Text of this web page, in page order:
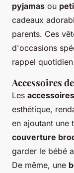
pyjamas ou
cadeaux
parents. Ces
d'occasions
rappel
Accessoires
Les
esthétique,
en ajoutant une
couverture
garder le bébé
De même, une